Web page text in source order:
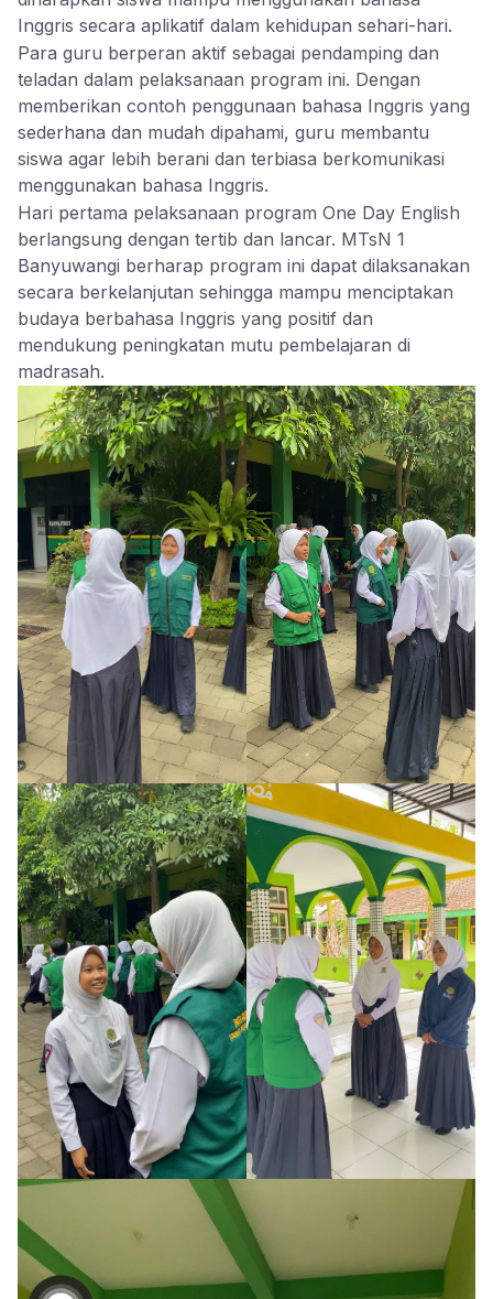
Inggris secara aplikatif dalam kehidupan sehari-hari.
Para guru berperan aktif sebagai pendamping dan
teladan dalam pelaksanaan program ini. Dengan
memberikan contoh penggunaan bahasa Inggris yang
sederhana dan mudah dipahami, guru membantu
siswa agar lebih berani dan terbiasa berkomunikasi
menggunakan bahasa Inggris.
Hari pertama pelaksanaan program One Day English
berlangsung dengan tertib dan lancar. MTsN 1
Banyuwangi berharap program ini dapat dilaksanakan
secara berkelanjutan sehingga mampu menciptakan
budaya berbahasa Inggris yang positif dan
mendukung peningkatan mutu pembelajaran di
madrasah.